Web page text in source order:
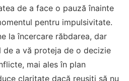
de a face o pauză înainte
pentru impulsivitate.
la încercare răbdarea, dar
a vă proteja de o decizie
mai ales în plan
claritate dacă reușiți să nu